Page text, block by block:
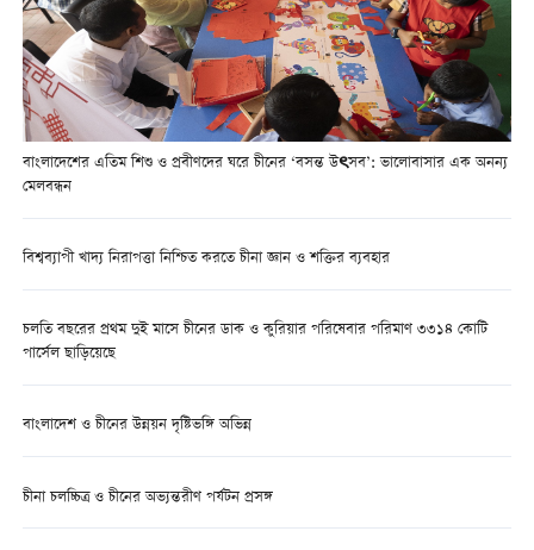
বাংলাদেশের এতিম শিশু ও প্রবীণদের ঘরে চীনের ‘বসন্ত উৎসব’: ভালোবাসার এক অনন্য
মেলবন্ধন
বিশ্বব্যাপী খাদ্য নিরাপত্তা নিশ্চিত করতে চীনা জ্ঞান ও শক্তির ব্যবহার
চলতি বছরের প্রথম দুই মাসে চীনের ডাক ও কুরিয়ার পরিষেবার পরিমাণ ৩৩১৪ কোটি
পার্সেল ছাড়িয়েছে
বাংলাদেশ ও চীনের উন্নয়ন দৃষ্টিভঙ্গি অভিন্ন
চীনা চলচ্চিত্র ও চীনের অভ্যন্তরীণ পর্যটন প্রসঙ্গ